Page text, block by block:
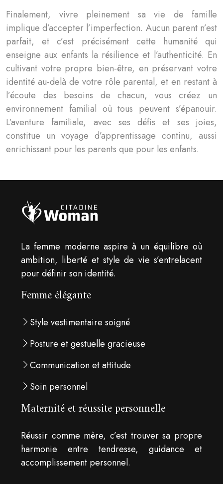
Finalement, vivre pleinement sa vie de famille
implique d’accepter l’imperfection. Aucun parent n’est
parfait, et c’est précisément cette humanité qui
enseigne aux enfants la résilience et l’authenticité. En
cultivant votre propre bien-être, en préservant votre
identité au-delà de votre rôle parental, et en restant à
l’écoute des besoins de chacun, vous créez un
environnement familial où tous peuvent s’épanouir.
L’aventure familiale, avec ses défis et ses joies,
constitue un voyage d’apprentissage continu, aussi
enrichissant pour les parents que pour les enfants.
La femme moderne aspire à un équilibre où
ambition, liberté et style de vie s’entrelacent
pour définir son identité.
Femme élégante
Style vestimentaire soigné
Posture et gestuelle gracieuse
Communication et attitude
Soin personnel
Maternité et réussite personnelle
Réussir comme mère, c’est trouver sa propre
harmonie entre tendresse, guidance et
accomplissement personnel.